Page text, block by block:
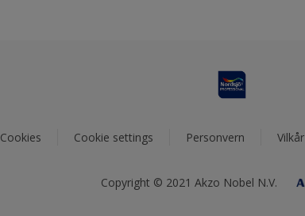
Cookies Cookie settings Personvern Vilkår
Copyright © 2021 Akzo Nobel N.V.